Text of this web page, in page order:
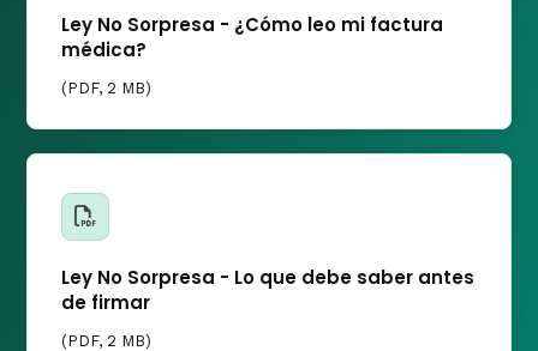
Ley No Sorpresa - ¿Cómo leo mi factura
médica?
(PDF, 2 MB)
Ley No Sorpresa - Lo que debe saber antes
de firmar
(PDF, 2 MB)